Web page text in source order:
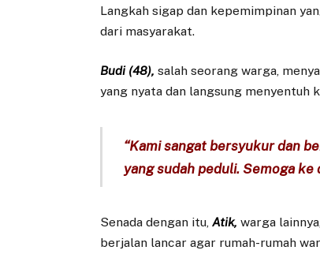
Langkah sigap dan kepemimpinan
dari masyarakat.
Budi (48), salah seorang warga,
yang nyata dan langsung menyentuh
“Kami sangat bersyukur dan
yang sudah peduli. Semoga ke
Senada dengan itu,Atik, warga
berjalan lancar agar rumah-rumah